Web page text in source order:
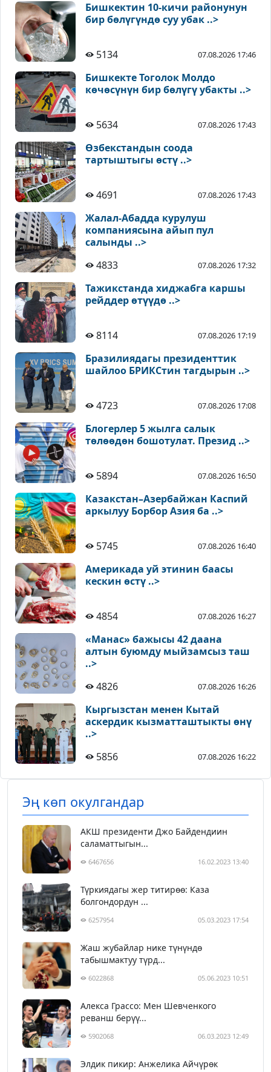
Бишкектин 10-кичи районунун
бир бөлүгүндө суу убак ..>
5134 07.08.2026 17:46
Бишкекте Тоголок Молдо
көчөсүнүн бир бөлүгү убакты ..>
5634 07.08.2026 17:43
Өзбекстандын соода
тартыштыгы өстү ..>
4691 07.08.2026 17:43
Жалал-Абадда курулуш
компаниясына айып пул
салынды ..>
4833
07.08.2026 17:32
Тажикстанда хиджабга каршы
рейддер өтүүдө ..>
8114 07.08.2026 17:19
Бразилиядагы президенттик
шайлоо БРИКСтин тагдырын ..>
4723 07.08.2026 17:08
Блогерлер 5 жылга салык
төлөөдөн бошотулат. Презид ..>
5894 07.08.2026 16:50
Казакстан–Азербайжан Каспий
аркылуу Борбор Азия ба ..>
5745 07.08.2026 16:40
Америкада уй этинин баасы
кескин өстү ..>
4854 07.08.2026 16:27
«Манас» бажысы 42 даана
алтын буюмду мыйзамсыз таш
..>
4826
07.08.2026 16:26
Кыргызстан менен Кытай
аскердик кызматташтыкты өнү
..>
5856
07.08.2026 16:22
Эң көп окулгандар
АКШ президенти Джо Байдендиин
саламаттыгын...
6467656 16.02.2023 13:40
Түркиядагы жер титирөө: Каза
болгондордун ...
6257954 05.03.2023 17:54
Жаш жубайлар нике түнүндө
табышмактуу түрд...
6022868 05.06.2023 10:51
Алекса Грассо: Мен Шевченкого
реванш берүү...
5902068 06.03.2023 12:49
Элдик пикир: Анжелика Айчүрөк